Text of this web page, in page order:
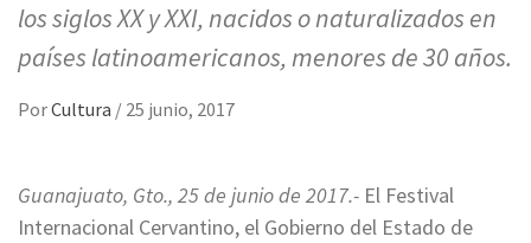
los siglos XX y XXI, nacidos o naturalizados en
países latinoamericanos, menores de 30 años.
PorCultura / 25 junio, 2017
Guanajuato, Gto., 25 de junio de 2017.- El Festival
Internacional Cervantino, el Gobierno del Estado de